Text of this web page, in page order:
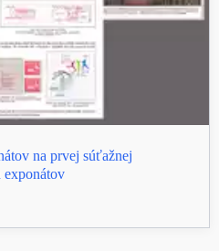
na prvej súťažnej
exponátov